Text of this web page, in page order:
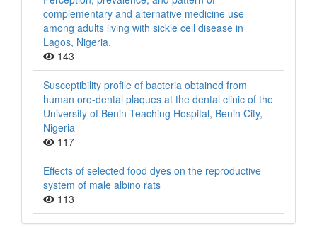
complementary and alternative medicine use
among adults living with sickle cell disease in
Lagos, Nigeria.
143
Susceptibility profile of bacteria obtained from
human oro-dental plaques at the dental clinic of the
University of Benin Teaching Hospital, Benin City,
Nigeria
117
Effects of selected food dyes on the reproductive
system of male albino rats
113